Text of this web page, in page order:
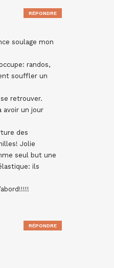
soulage mon
randos,
souffler un
retrouver.
avoir un jour
des
Jolie
seul but une
ils
RÉPONDRE
RÉPONDRE